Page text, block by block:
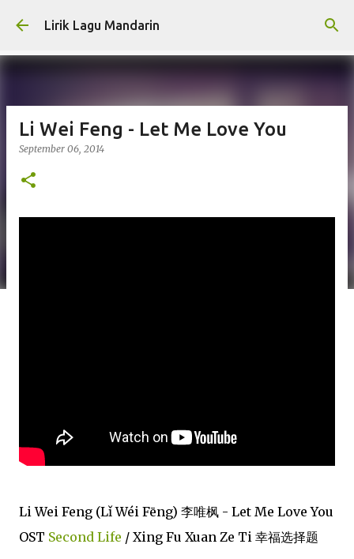
Skip to main content
Lirik Lagu Mandarin
Li Wei Feng - Let Me Love You
September 06, 2014
Li Wei Feng (Lǐ Wéi Fēng) 李唯枫 - Let Me Love You
OST Second Life / Xing Fu Xuan Ze Ti 幸福选择题